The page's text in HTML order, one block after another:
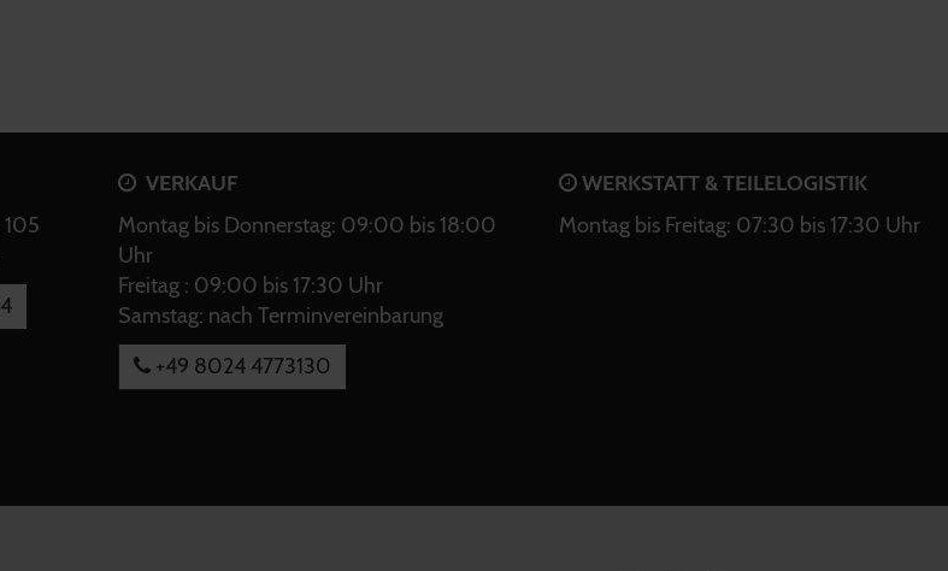
VERKAUF
Montag bis Donnerstag: 09:00 bis 18:00
Uhr
Freitag : 09:00 bis 17:30 Uhr
Samstag: nach Terminvereinbarung
+49 8024 4773130
WERKSTATT & TEILELOGISTIK
Montag bis Freitag: 07:30 bis 17:30 Uhr